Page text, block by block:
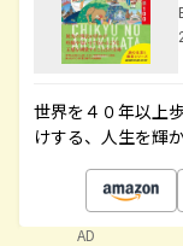
世界を４０年以上
けする、人生を輝
AD